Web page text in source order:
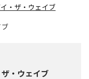
・ザ・ウェイブ
・ウェイブ